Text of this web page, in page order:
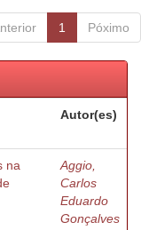
1 Póximo
Autor(es)
na
Aggio,
Carlos
Eduardo
Gonçalves